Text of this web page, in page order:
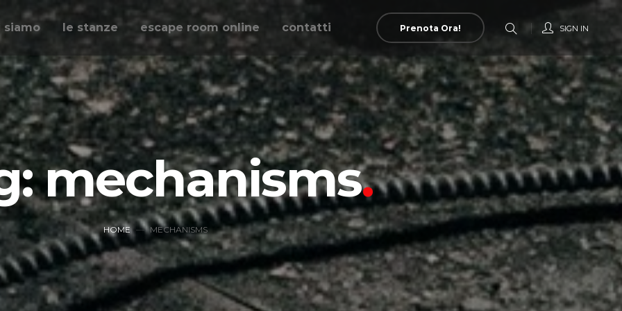
siamo le stanze escape room online contatti Prenota Ora! SIGN IN
mechanisms
HOME MECHANISMS